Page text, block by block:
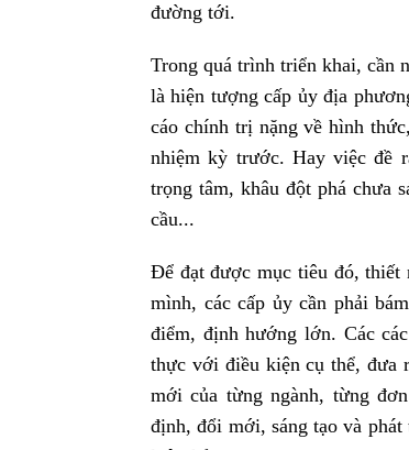
đường tới.
Trong quá trình triển khai, cần
là hiện tượng cấp ủy địa
cáo chính trị nặng về hình
nhiệm kỳ trước. Hay việc đề
trọng tâm, khâu đột phá chưa
cầu...
Để đạt được mục tiêu đó,
mình, các cấp ủy cần phải
điểm, định hướng lớn. Các
thực với điều kiện cụ thể, đưa
mới của từng ngành, từng
định, đổi mới, sáng tạo và